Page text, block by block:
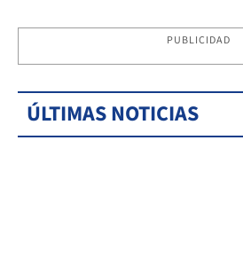
PUBLICIDAD
ÚLTIMAS NOTICIAS